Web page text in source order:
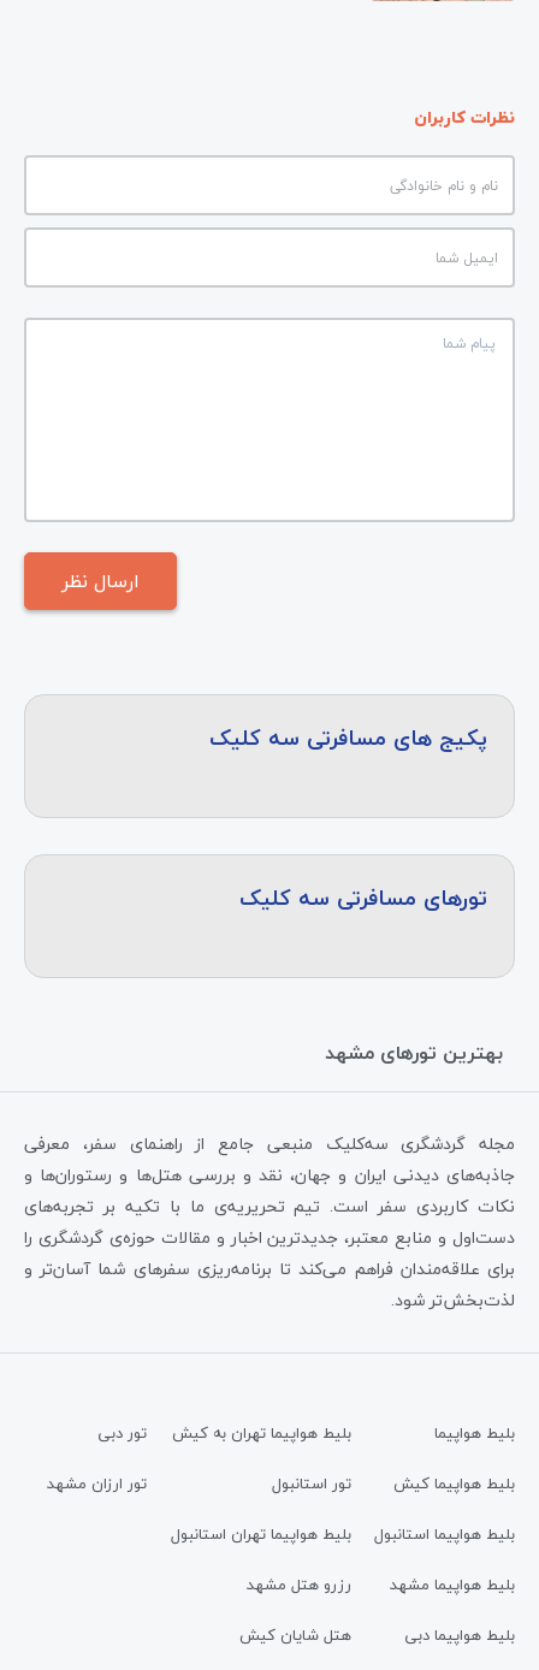
نظرات کاربران
پکیج های مسافرتی سه کلیک
تورهای مسافرتی سه کلیک
بهترین تورهای مشهد
مجله گردشگری سه‌کلیک منبعی جامع از راهنمای سفر، معرفی
جاذبه‌های دیدنی ایران و جهان، نقد و بررسی هتل‌ها و رستوران‌ها و
نکات کاربردی سفر است. تیم تحریریه‌ی ما با تکیه بر تجربه‌های
دست‌اول و منابع معتبر، جدیدترین اخبار و مقالات حوزه‌ی گردشگری را
برای علاقه‌مندان فراهم می‌کند تا برنامه‌ریزی سفرهای شما آسان‌تر و
لذت‌بخش‌تر شود.
بلیط هواپیما
بلیط هواپیما کیش
بلیط هواپیما استانبول
بلیط هواپیما مشهد
بلیط هواپیما دبی
بلیط هواپیما تهران به کیش
تور استانبول
بلیط هواپیما تهران استانبول
رزرو هتل مشهد
هتل شایان کیش
تور دبی
تور ارزان مشهد